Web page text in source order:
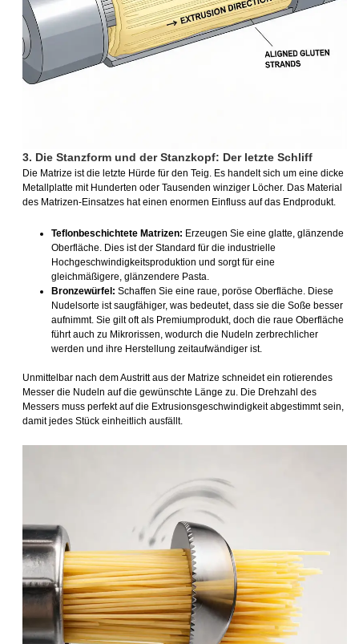
3. Die Stanzform und der Stanzkopf: Der letzte Schliff
Die Matrize ist die letzte Hürde für den Teig. Es handelt sich um eine dicke
Metallplatte mit Hunderten oder Tausenden winziger Löcher. Das Material
des Matrizen-Einsatzes hat einen enormen Einfluss auf das Endprodukt.
Teflonbeschichtete Matrizen: Erzeugen Sie eine glatte, glänzende
Oberfläche. Dies ist der Standard für die industrielle
Hochgeschwindigkeitsproduktion und sorgt für eine
gleichmäßigere, glänzendere Pasta.
Bronzewürfel: Schaffen Sie eine raue, poröse Oberfläche. Diese
Nudelsorte ist saugfähiger, was bedeutet, dass sie die Soße besser
aufnimmt. Sie gilt oft als Premiumprodukt, doch die raue Oberfläche
führt auch zu Mikrorissen, wodurch die Nudeln zerbrechlicher
werden und ihre Herstellung zeitaufwändiger ist.
Unmittelbar nach dem Austritt aus der Matrize schneidet ein rotierendes
Messer die Nudeln auf die gewünschte Länge zu. Die Drehzahl des
Messers muss perfekt auf die Extrusionsgeschwindigkeit abgestimmt sein,
damit jedes Stück einheitlich ausfällt.